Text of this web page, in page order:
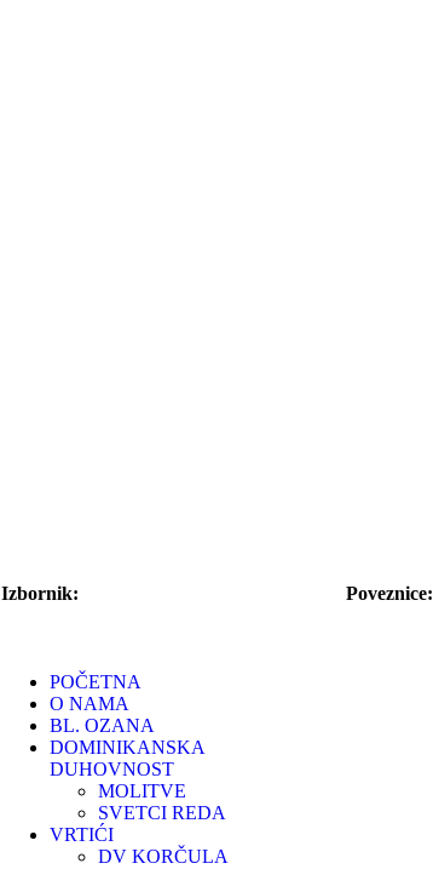
Izbornik:
POČETNA
O NAMA
BL. OZANA
DOMINIKANSKA
DUHOVNOST
MOLITVE
SVETCI REDA
VRTIĆI
DV KORČULA
Poveznice: